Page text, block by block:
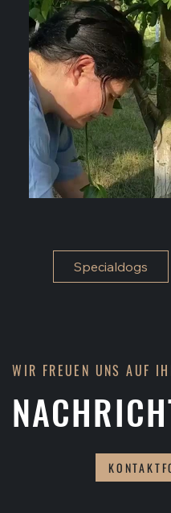
Specialdogs
WIR FREUEN UNS AUF